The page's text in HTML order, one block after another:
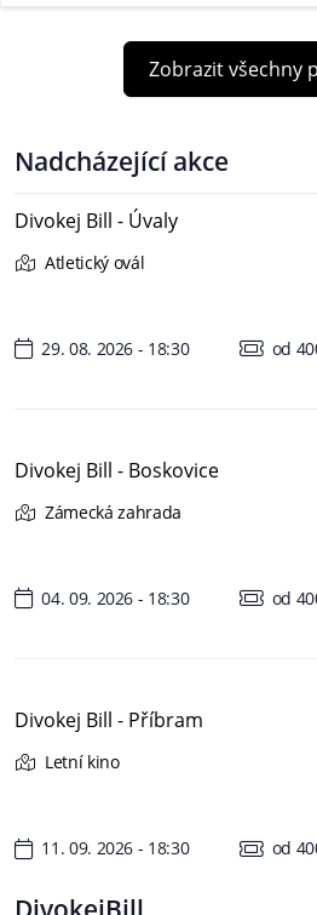
Zobrazit všechny
Nadcházející akce
Divokej Bill - Úvaly
Atletický ovál
29. 08. 2026 - 18:30 od
Divokej Bill - Boskovice
Zámecká zahrada
04. 09. 2026 - 18:30 od
Divokej Bill - Příbram
Letní kino
11. 09. 2026 - 18:30 od